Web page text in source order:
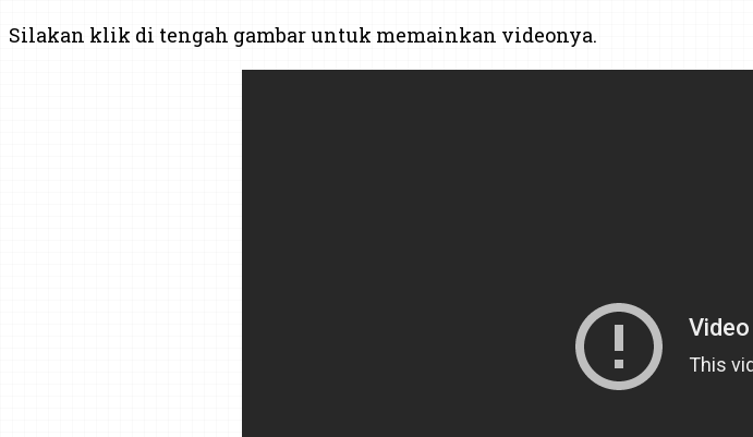
Silakan klik di tengah gambar untuk memainkan videonya.